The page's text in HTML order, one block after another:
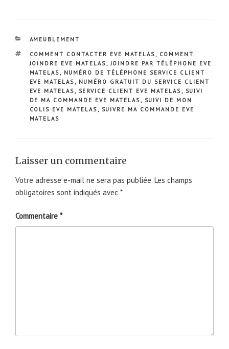
CATÉGORIES
AMEUBLEMENT
ÉTIQUETTES
COMMENT CONTACTER EVE MATELAS, COMMENT
JOINDRE EVE MATELAS,JOINDRE PAR TÉLÉPHONE EVE
MATELAS, NUMÉRO DE TÉLÉPHONE SERVICE CLIENT
EVE MATELAS, NUMÉRO GRATUIT DU SERVICE CLIENT
EVE MATELAS, SERVICE CLIENT EVE MATELAS, SUIVI
DE MA COMMANDE EVE MATELAS, SUIVI DE MON
COLIS EVE MATELAS, SUIVRE MA COMMANDE EVE
MATELAS
Laisser un commentaire
Votre adresse e-mail ne sera pas publiée. Les champs
obligatoires sont indiqués avec *
Commentaire *